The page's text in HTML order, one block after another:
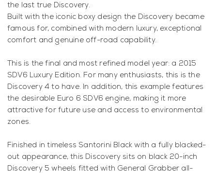
the last true Discovery.
Built with the iconic boxy design the Discovery became
famous for, combined with modern luxury, exceptional
comfort and genuine off-road capability.
This is the final and most refined model year: a 2015
SDV6 Luxury Edition. For many enthusiasts, this is the
Discovery 4 to have. In addition, this example features
the desirable Euro 6 SDV6 engine, making it more
attractive for future use and access to environmental
zones.
Finished in timeless Santorini Black with a fully blacked-
out appearance, this Discovery sits on black 20-inch
Discovery 5 wheels fitted with General Grabber all-